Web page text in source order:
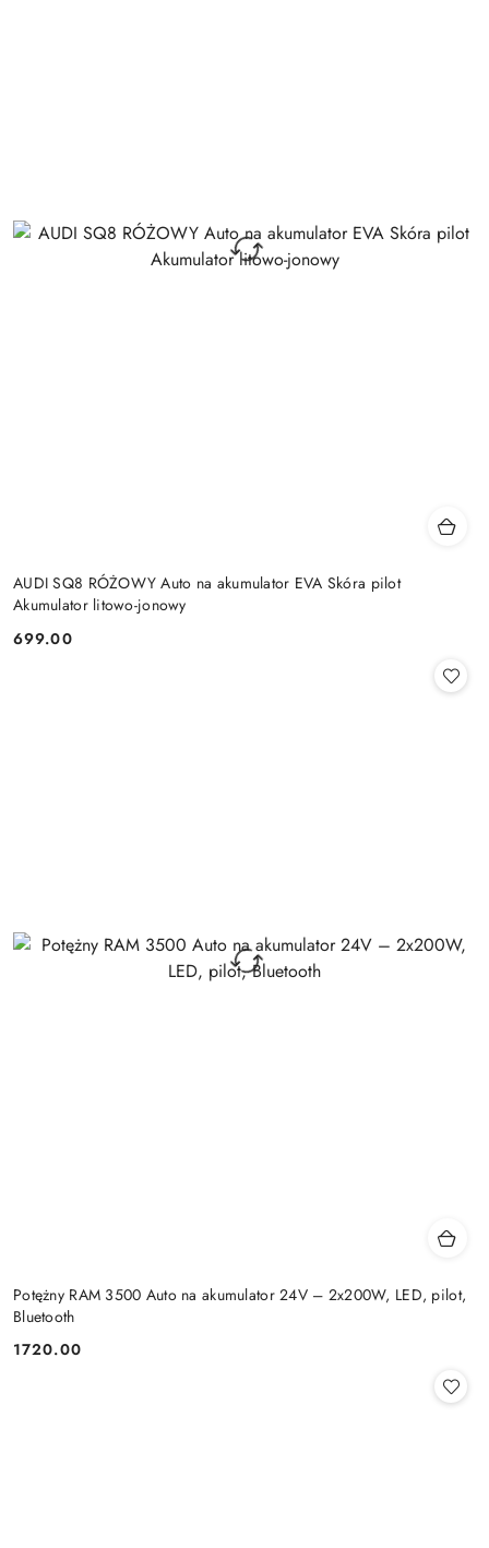
AUDI SQ8 RÓŻOWY Auto na akumulator EVA Skóra pilot
Akumulator litowo-jonowy
Cena:
699.00
Potężny RAM 3500 Auto na akumulator 24V – 2x200W, LED, pilot,
Bluetooth
Cena:
1720.00